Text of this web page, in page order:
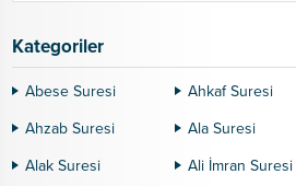
Kategoriler
Abese Suresi
Ahkaf Suresi
Ahzab Suresi
Ala Suresi
Alak Suresi
Ali İmran Suresi